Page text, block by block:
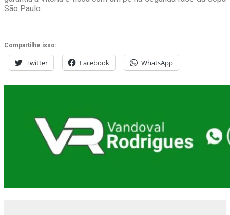
São Paulo.
Compartilhe isso:
Twitter Facebook WhatsApp